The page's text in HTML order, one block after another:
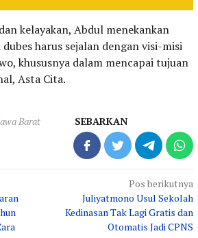
kelayakan, Abdul menekankan
harus sejalan dengan visi-misi
khususnya dalam mencapai tujuan
Asta Cita.
Barat SEBARKAN
Pos berikutnya
Juliyatmono Usul Sekolah
Kedinasan Tak Lagi Gratis dan
Otomatis Jadi CPNS